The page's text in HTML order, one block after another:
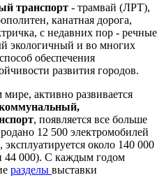
транспорт - трамвай (ЛРТ),
канатная дорога,
с недавних пор - речные
экологичный и во многих
обеспечения
развития городов.
активно развивается
, появляется все больше
12 500 электромобилей
около 140 000
44 000). С каждым годом
разделы выставки